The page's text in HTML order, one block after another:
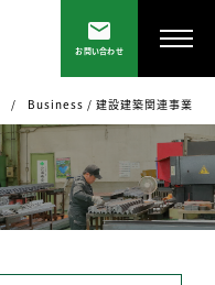
お問い合わせ
Business / 建設建築関連事業